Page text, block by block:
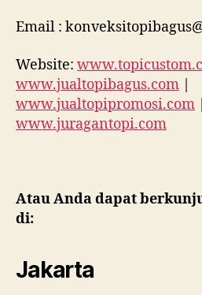
Email :
Website:
www.jualtopibagus.com |
www.jualtopipromosi.com |
www.juragantopi.com
Atau Anda dapat
di:
Jakarta